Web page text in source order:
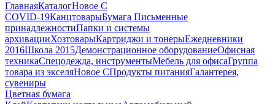
ГлавнаяКаталогНовое С
COVID-19КанцтоварыБумага Письменные
принадлежностиПапки и системы
архивацииХозтоварыКартриджи и тонерыЕжедневники
2016Школа 2015Демонстрационное оборудованиеОфисная
техникаСпецодежда, инструментыМебель для офисаГруппа
товара из экселяНовое СПродукты питанияГалантерея,
сувениры
Цветная бумага